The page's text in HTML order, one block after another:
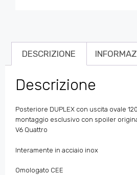
DESCRIZIONE
Descrizione
Posteriore DUPLEX con uscita ovale
montaggio esclusivo con spoiler
V6 Quattro
Interamente in acciaio inox
Omologato CEE